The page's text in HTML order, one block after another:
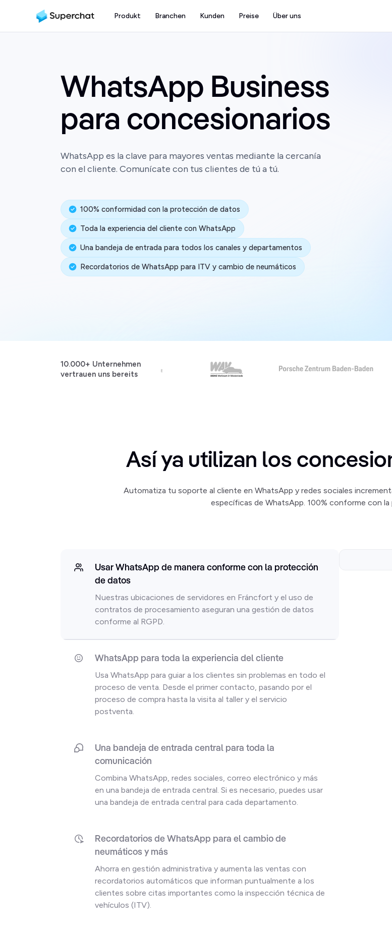
Produkt Branchen Kunden Preise Über uns
WhatsApp Business
para concesionarios
WhatsApp es la clave para mayores ventas mediante la cercanía
con el cliente. Comunícate con tus clientes de tú a tú.
100% conformidad con la protección de datos
Toda la experiencia del cliente con WhatsApp
Una bandeja de entrada para todos los canales y departamentos
Recordatorios de WhatsApp para ITV y cambio de neumáticos
10.000+ Unternehmen
vertrauen uns bereits
Así ya utilizan los
Automatiza tu soporte al cliente en WhatsApp y redes sociales
específicas de WhatsApp. 100% conforme con
Usar WhatsApp de manera conforme con la protección
de datos
Nuestras ubicaciones de servidores en Fráncfort y el uso de
contratos de procesamiento aseguran una gestión de datos
conforme al RGPD.
WhatsApp para toda la experiencia del cliente
Usa WhatsApp para guiar a los clientes sin problemas en todo el
proceso de venta. Desde el primer contacto, pasando por el
proceso de compra hasta la visita al taller y el servicio
postventa.
Una bandeja de entrada central para toda la
comunicación
Combina WhatsApp, redes sociales, correo electrónico y más
en una bandeja de entrada central. Si es necesario, puedes usar
una bandeja de entrada central para cada departamento.
Recordatorios de WhatsApp para el cambio de
neumáticos y más
Ahorra en gestión administrativa y aumenta las ventas con
recordatorios automáticos que informan puntualmente a los
clientes sobre citas importantes como la inspección técnica de
vehículos (ITV).